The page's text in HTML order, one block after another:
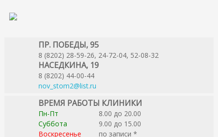
ПР. ПОБЕДЫ, 95
8 (8202) 28-59-26, 24-72-04, 52-08-32
НАСЕДКИНА, 19
8 (8202) 44-00-44
nov_stom2@list.ru
ВРЕМЯ РАБОТЫ КЛИНИКИ
Пн-Пт
8.00 до 20.00
Суббота
9.00 до 15.00
Воскресенье
по записи *